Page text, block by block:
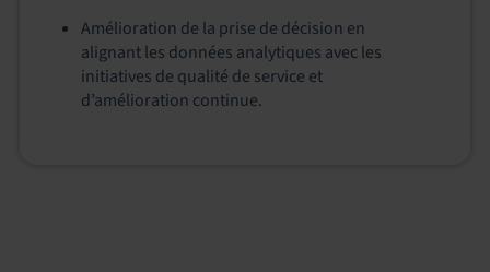
Amélioration de la prise de décision en
alignant les données analytiques avec les
initiatives de qualité de service et
d’amélioration continue.